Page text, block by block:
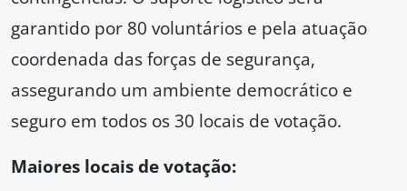
garantido por 80 voluntários e pela atuação
coordenada das forças de segurança,
assegurando um ambiente democrático e
seguro em todos os 30 locais de votação.
Maiores locais de votação: